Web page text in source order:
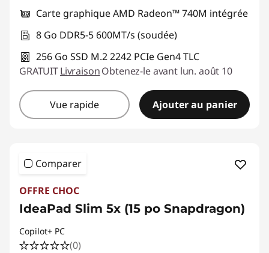
Carte graphique AMD Radeon™ 740M intégrée
8 Go DDR5-5 600MT/s (soudée)
256 Go SSD M.2 2242 PCIe Gen4 TLC
GRATUITLivraisonObtenez-le avant lun. août 10
Vue rapide Ajouter au panier
Comparer
OFFRE CHOC
IdeaPad Slim 5x (15 po Snapdragon)
Copilot+ PC
(0)